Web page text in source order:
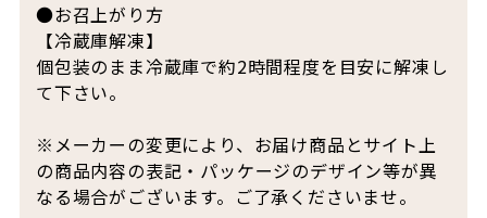
●お召上がり方
【冷蔵庫解凍】
個包装のまま冷蔵庫で約2時間程度を目安に解凍し
て下さい。
※メーカーの変更により、お届け商品とサイト上
の商品内容の表記・パッケージのデザイン等が異
なる場合がございます。ご了承くださいませ。